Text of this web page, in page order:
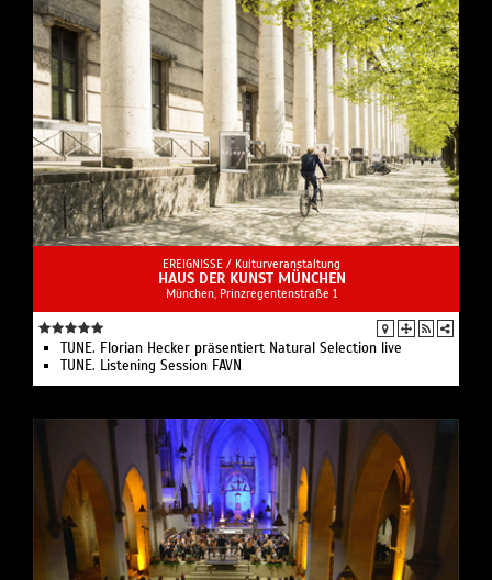
EREIGNISSE / Kulturveranstaltung
HAUS DER KUNST MÜNCHEN
München, Prinzregentenstraße 1
TUNE. Florian Hecker präsentiert Natural Selection live
TUNE. Listening Session FAVN